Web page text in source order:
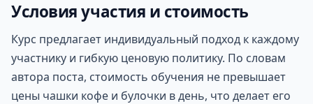
Условия участия и стоимость
Курс предлагает индивидуальный подход к каждому
участнику и гибкую ценовую политику. По словам
автора поста, стоимость обучения не превышает
цены чашки кофе и булочки в день, что делает его